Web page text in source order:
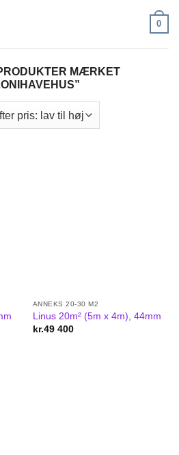
0
MÆRKET
ANNEKS 20-30 M2
Linus 20m² (5m x 4m), 44mm
kr.49 400